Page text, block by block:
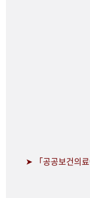
➤ 「공공보건의